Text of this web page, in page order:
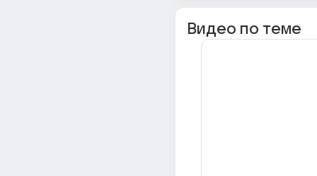
Видео по теме